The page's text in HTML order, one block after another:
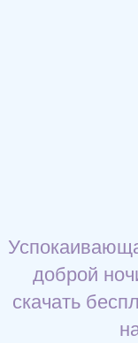
доброй
скачать